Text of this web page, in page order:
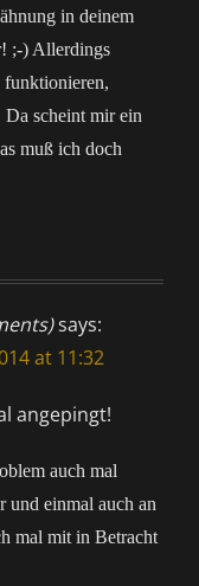
in deinem
;-) Allerdings
funktionieren,
scheint mir ein
muß ich doch
says:
at 11:32
angepingt!
auch mal
und einmal auch an
mal mit in Betracht